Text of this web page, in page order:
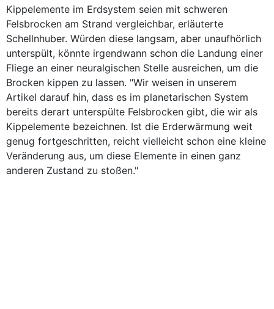
Kippelemente im Erdsystem seien mit schweren
Felsbrocken am Strand vergleichbar, erläuterte
Schellnhuber. Würden diese langsam, aber unaufhörlich
unterspült, könnte irgendwann schon die Landung einer
Fliege an einer neuralgischen Stelle ausreichen, um die
Brocken kippen zu lassen. "Wir weisen in unserem
Artikel darauf hin, dass es im planetarischen System
bereits derart unterspülte Felsbrocken gibt, die wir als
Kippelemente bezeichnen. Ist die Erderwärmung weit
genug fortgeschritten, reicht vielleicht schon eine kleine
Veränderung aus, um diese Elemente in einen ganz
anderen Zustand zu stoßen."